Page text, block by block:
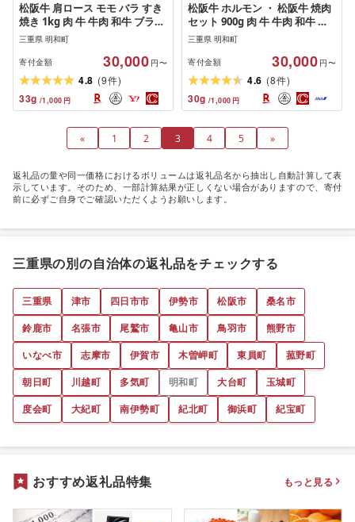
松阪牛 肩ロース モモ バラ すき
焼き 1kg 肉 牛 牛肉 和牛 ブラン
ド牛 高級 国産 霜降り 冷凍 ふる
さと 人気 モモ肉 バラ肉 カタロ
ース
三重県 明和町
寄付金額 30,000 円〜
4.8 (9件)
33g /1,000 円
松阪牛 ホルモン ・ 松阪牛 焼肉
セット 900g 肉 牛 牛肉 和牛 ブ
ランド牛 高級 国産 霜降り 冷凍
ふるさと 人気 焼肉用 BBQ バー
ベキュー モモ モモ肉 バラ バラ
肉 K3
三重県 明和町
寄付金額 30,000 円〜
4.6 (8件)
30g /1,000 円
« 1 2 3 4 5 »
返礼品の量や同一価格におけるボリュームは返礼品名から抽出し自動計算して表
示しています。そのため、一部計算結果が正しくない場合がありますので、寄付
前に必ずご自身でご確認いただくようお願いします。
三重県の別の自治体の返礼品をチェックする
三重県 津市 四日市市 伊勢市 松阪市
桑名市
鈴鹿市
名張市 尾鷲市 亀山市 鳥羽市
熊野市
いなべ市
志摩市 伊賀市 木曽岬町 東員町
菰野町
朝日町
川越町 多気町 明和町 大台町
玉城町
度会町
大紀町 南伊勢町 紀北町 御浜町 紀宝町
おすすめ返礼品特集 もっと見る